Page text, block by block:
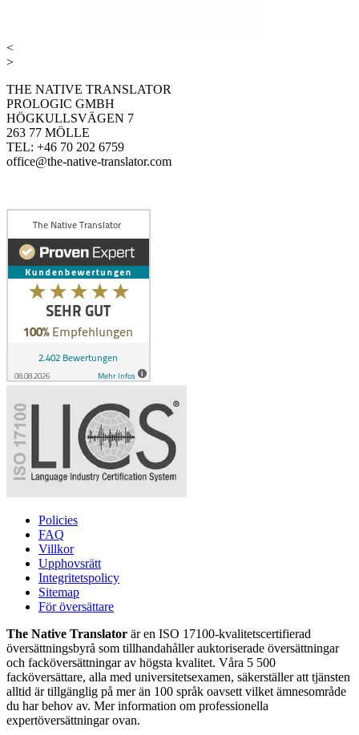
<
>
THE NATIVE TRANSLATOR
PROLOGIC GMBH
HÖGKULLSVÄGEN 7
263 77 MÖLLE
TEL: +46 70 202 6759
office@the-native-translator.com
Policies
FAQ
Villkor
Upphovsrätt
Integritetspolicy
Sitemap
För översättare
The Native Translator är en ISO 17100-kvalitetscertifierad
översättningsbyrå som tillhandahåller auktoriserade översättningar
och facköversättningar av högsta kvalitet. Våra 5 500
facköversättare, alla med universitetsexamen, säkerställer att tjänsten
alltid är tillgänglig på mer än 100 språk oavsett vilket ämnesområde
du har behov av. Mer information om professionella
expertöversättningar ovan.